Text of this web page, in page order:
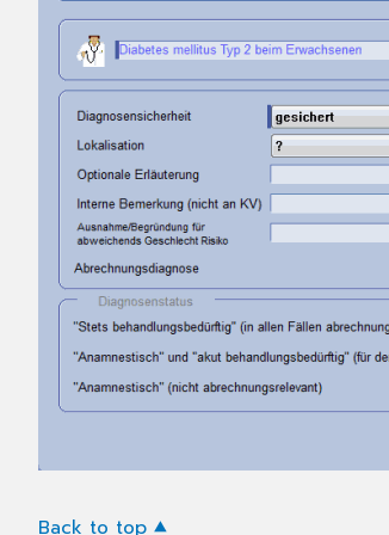
Back to top